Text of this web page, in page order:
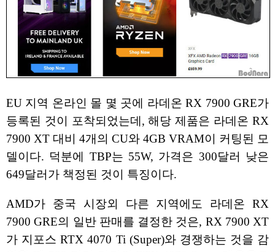
EU 지역 온라인 몰 몇 곳에 라데온 RX 7900 GRE가
등록된 것이 포착되었는데, 해당 제품은 라데온 RX
7900 XT 대비 4개의 CU와 4GB VRAM이 커팅된 모
델이다. 덕분에 TBP는 55W, 가격은 300달러 낮은
649달러가 책정된 것이 특징이다.
AMD가 중국 시장외 다른 지역에도 라데온 RX
7900 GRE의 일반 판매를 결정한 것은, RX 7900 XT
가 지포스 RTX 4070 Ti (Super)와 경쟁하는 것을 감